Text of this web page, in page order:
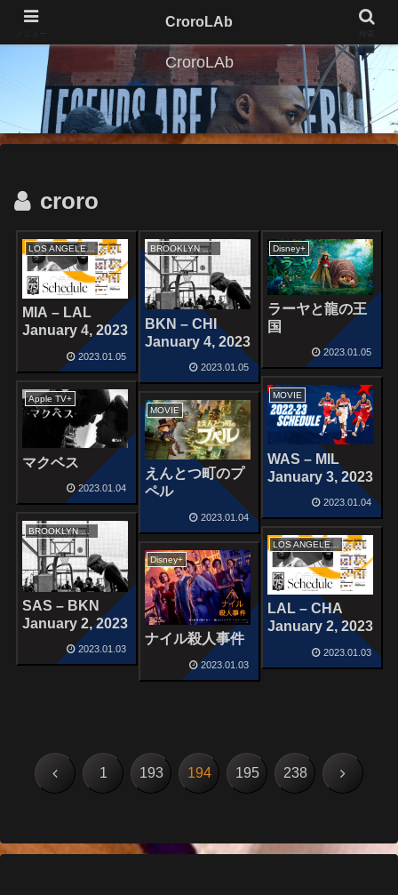
CroroLAb
croro
LOS ANGELES LAKERS
MIA – LAL
January 4, 2023
2023.01.05
BROOKLYN NETS
BKN – CHI
January 4, 2023
2023.01.05
Disney+
ラーヤと龍の王
国
2023.01.05
MOVIE
WAS – MIL
January 3, 2023
2023.01.04
Apple TV+
マクベス
2023.01.04
MOVIE
えんとつ町のプ
ペル
2023.01.04
BROOKLYN NETS
SAS – BKN
January 2, 2023
2023.01.03
LOS ANGELES LAKERS
LAL – CHA
January 2, 2023
2023.01.03
Disney+
ナイル殺人事件
2023.01.03
前 1 193 194 195 238 次
CroroLAb